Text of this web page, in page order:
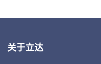
关于立达